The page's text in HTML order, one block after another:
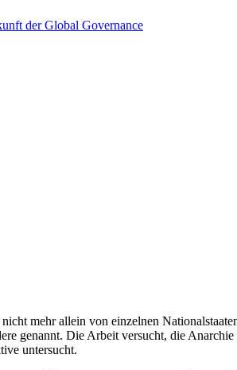
mehr allein von einzelnen
genannt. Die Arbeit versucht, die
untersucht.